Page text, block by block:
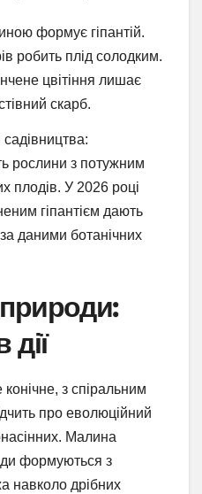
формує гіпантій.
робить плід солодким.
цвітіння лишає
скарб.
рослини з потужним
плодів. У 2026 році
гіпантієм дають
даними ботанічних
дії
з спіральним
про еволюційний
Малина
формуються з
навколо дрібних